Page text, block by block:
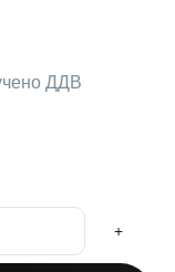
ДДВ
+